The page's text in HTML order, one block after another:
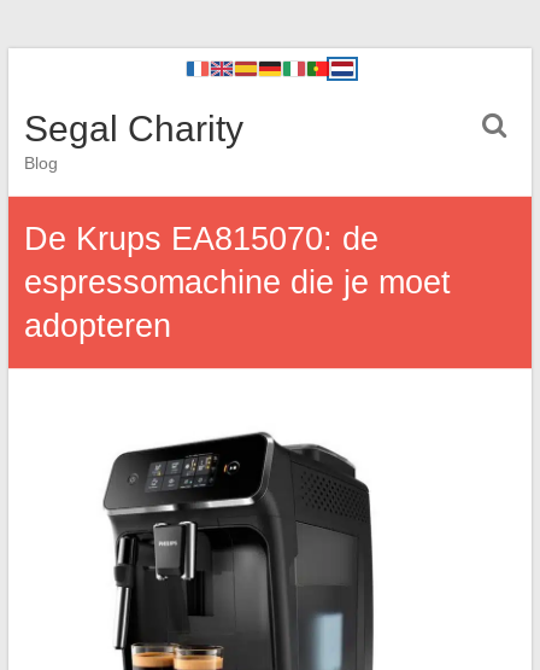
Segal Charity
Blog
De Krups EA815070: de
espressomachine die je moet
adopteren